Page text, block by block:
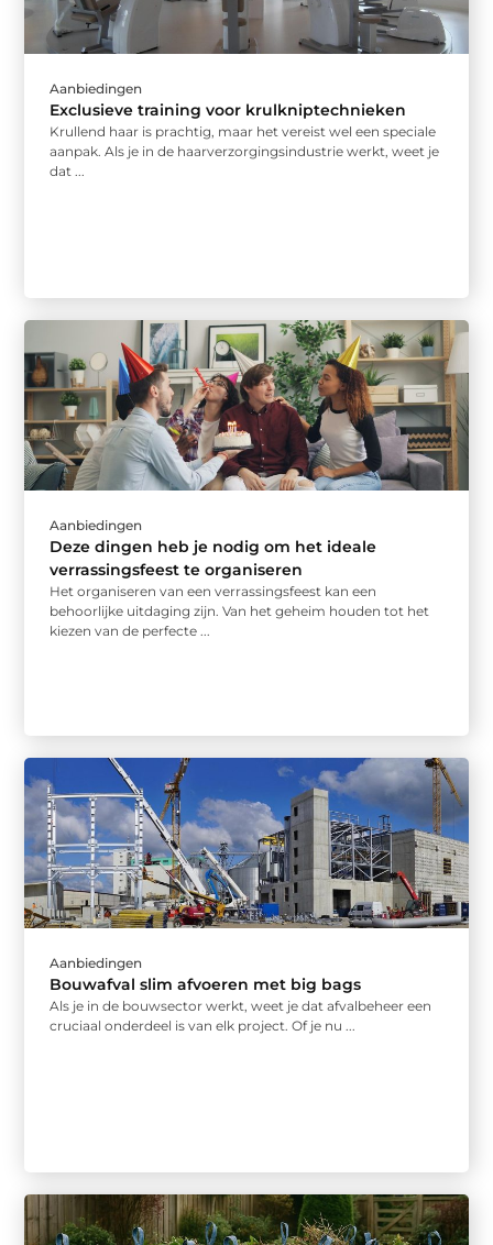
Aanbiedingen
Exclusieve training voor krulkniptechnieken
Krullend haar is prachtig, maar het vereist wel een speciale
aanpak. Als je in de haarverzorgingsindustrie werkt, weet je
dat ...
Aanbiedingen
Deze dingen heb je nodig om het ideale
verrassingsfeest te organiseren
Het organiseren van een verrassingsfeest kan een
behoorlijke uitdaging zijn. Van het geheim houden tot het
kiezen van de perfecte ...
Aanbiedingen
Bouwafval slim afvoeren met big bags
Als je in de bouwsector werkt, weet je dat afvalbeheer een
cruciaal onderdeel is van elk project. Of je nu ...